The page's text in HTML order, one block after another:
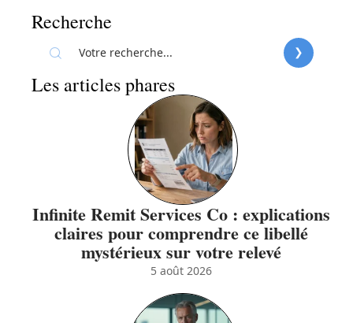
Recherche
Les articles phares
Infinite Remit Services Co : explications
claires pour comprendre ce libellé
mystérieux sur votre relevé
5 août 2026